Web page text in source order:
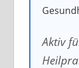
Aktiv